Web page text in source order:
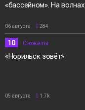
«бассейном». На
06 августа 284
10 Сюжеты
«Норильск зовёт»
05 августа 1.7k